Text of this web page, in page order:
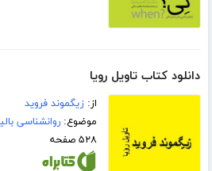
دانلود کتاب تاویل رویا
از:زیگموند فروید
موضوع:روانشناسی
۵۲۸ صفحه